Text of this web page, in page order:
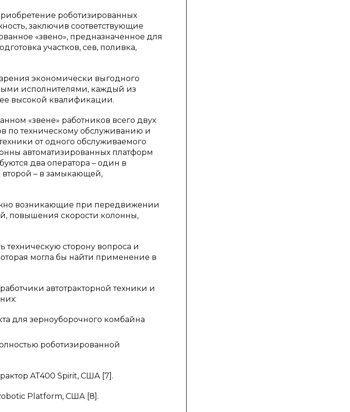
роботизированных
заключив соответствующие
«звено», предназначенное для
участков, сев, поливка,
экономически выгодного
исполнителями, каждый из
высокой квалификации.
«звене» работников всего двух
по техническому обслуживанию и
от одного обслуживаемого
автоматизированных платформ
два оператора – один в
– в замыкающей,
возникающие при передвижении
повышения скорости колонны,
техническую сторону вопроса и
могла бы найти применение в
автотракторной техники и
для зерноуборочного комбайна
роботизированной
AT400 Spirit, США [7].
Platform, США [8].